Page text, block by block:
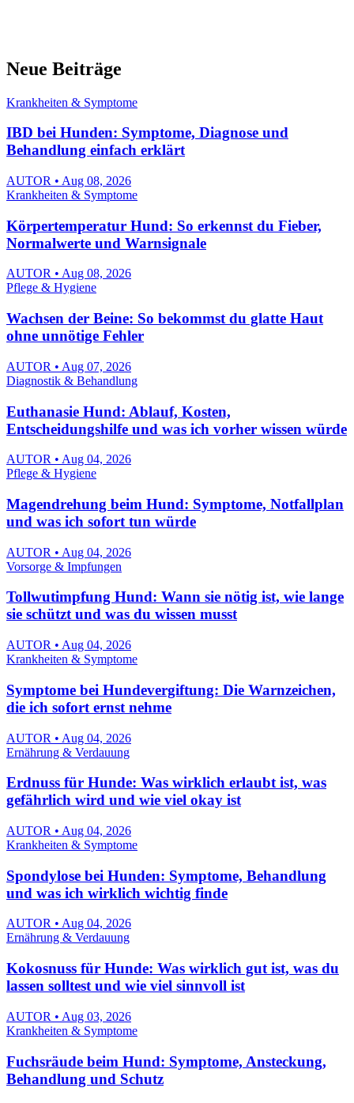
Neue Beiträge
Krankheiten & Symptome
IBD bei Hunden: Symptome, Diagnose und
Behandlung einfach erklärt
AUTOR • Aug 08, 2026
Krankheiten & Symptome
Körpertemperatur Hund: So erkennst du Fieber,
Normalwerte und Warnsignale
AUTOR • Aug 08, 2026
Pflege & Hygiene
Wachsen der Beine: So bekommst du glatte Haut
ohne unnötige Fehler
AUTOR • Aug 07, 2026
Diagnostik & Behandlung
Euthanasie Hund: Ablauf, Kosten,
Entscheidungshilfe und was ich vorher wissen würde
AUTOR • Aug 04, 2026
Pflege & Hygiene
Magendrehung beim Hund: Symptome, Notfallplan
und was ich sofort tun würde
AUTOR • Aug 04, 2026
Vorsorge & Impfungen
Tollwutimpfung Hund: Wann sie nötig ist, wie lange
sie schützt und was du wissen musst
AUTOR • Aug 04, 2026
Krankheiten & Symptome
Symptome bei Hundevergiftung: Die Warnzeichen,
die ich sofort ernst nehme
AUTOR • Aug 04, 2026
Ernährung & Verdauung
Erdnuss für Hunde: Was wirklich erlaubt ist, was
gefährlich wird und wie viel okay ist
AUTOR • Aug 04, 2026
Krankheiten & Symptome
Spondylose bei Hunden: Symptome, Behandlung
und was ich wirklich wichtig finde
AUTOR • Aug 04, 2026
Ernährung & Verdauung
Kokosnuss für Hunde: Was wirklich gut ist, was du
lassen solltest und wie viel sinnvoll ist
AUTOR • Aug 03, 2026
Krankheiten & Symptome
Fuchsräude beim Hund: Symptome, Ansteckung,
Behandlung und Schutz